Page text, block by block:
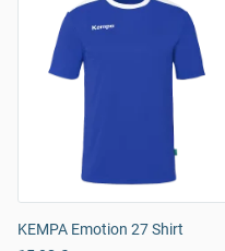
KEMPA Emotion 27 Shirt